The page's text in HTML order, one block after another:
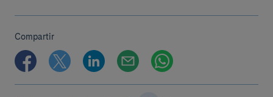
Compartir